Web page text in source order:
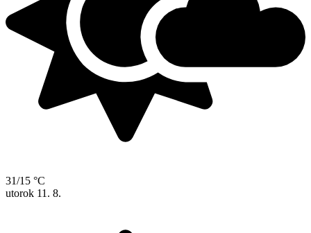
31/15 °C
utorok 11. 8.